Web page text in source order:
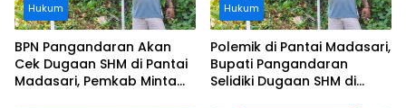
Hukum
BPN Pangandaran Akan
Cek Dugaan SHM di Pantai
Madasari, Pemkab Minta
Hukum
Polemik di Pantai Madasari,
Bupati Pangandaran
Selidiki Dugaan SHM di